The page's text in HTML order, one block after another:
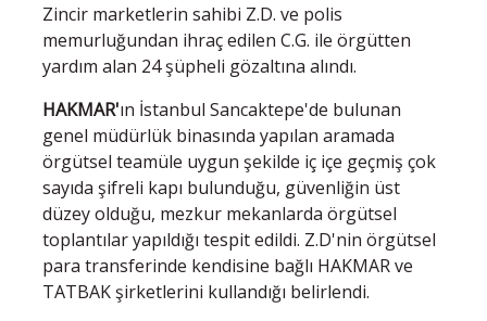
Zincir marketlerin sahibi Z.D. ve polis
memurluğundan ihraç edilen C.G. ile örgütten
yardım alan 24 şüpheli gözaltına alındı.
HAKMAR'ın İstanbul Sancaktepe'de bulunan
genel müdürlük binasında yapılan aramada
örgütsel teamüle uygun şekilde iç içe geçmiş çok
sayıda şifreli kapı bulunduğu, güvenliğin üst
düzey olduğu, mezkur mekanlarda örgütsel
toplantılar yapıldığı tespit edildi. Z.D'nin örgütsel
para transferinde kendisine bağlı HAKMAR ve
TATBAK şirketlerini kullandığı belirlendi.